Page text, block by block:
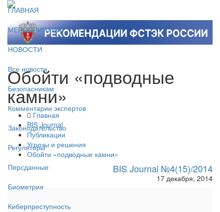
ГЛАВНАЯ
МЕРОПРИЯТИЯ
НОВОСТИ
Все новости
Безопасникам
Комментарии экспертов
Законодательство
Регуляторы
Персданные
Биометрия
Киберпреступность
Обойти «подводные
камни»
Главная
BIS Journal
Публикации
Угрозы и решения
Обойти «подводные камни»
BIS Journal №4(15)/2014
17 декабря, 2014